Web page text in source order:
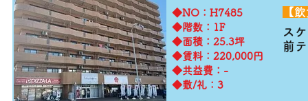
​◆NO：H7485
◆階数：1F
◆面積：25.3坪
◆賃料：220,000円
◆共益費：-
◆敷/礼：3
ス
前
【